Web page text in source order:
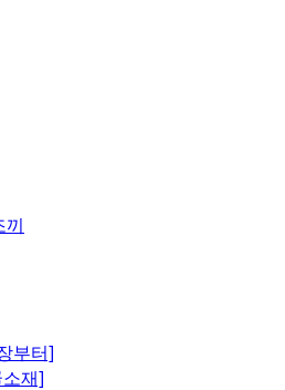
끼
부터]
재]